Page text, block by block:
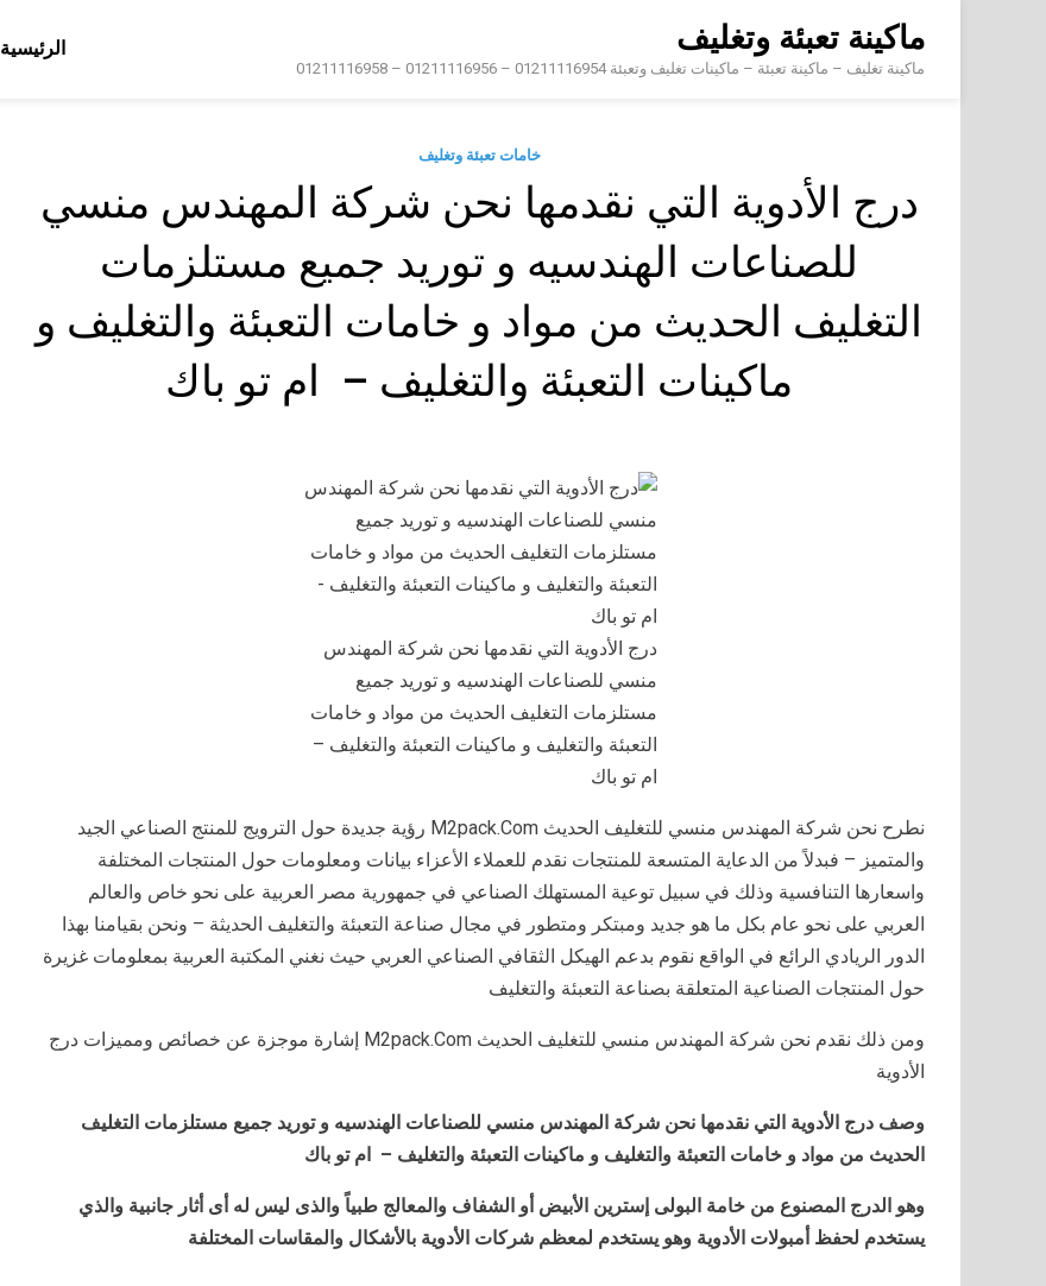
content
ماكينة تعبئة وتغليف
ماكينة تغليف – ماكينة تعبئة – ماكينات تغليف وتعبئة 01211116954 – 01211116956 – 01211116958
الرئيسية
خامات تعبئة وتغليف
درج الأدوية التي نقدمها نحن شركة المهندس منسي
للصناعات الهندسيه و توريد جميع مستلزمات
التغليف الحديث من مواد و خامات التعبئة والتغليف و
ماكينات التعبئة والتغليف – ام تو باك
درج الأدوية التي نقدمها نحن شركة المهندس
منسي للصناعات الهندسيه و توريد جميع
مستلزمات التغليف الحديث من مواد و خامات
التعبئة والتغليف و ماكينات التعبئة والتغليف –
ام تو باك
نطرح نحن شركة المهندس منسي للتغليف الحديث M2pack.Com رؤية جديدة حول الترويج للمنتج الصناعي الجيد
والمتميز – فبدلاً من الدعاية المتسعة للمنتجات نقدم للعملاء الأعزاء بيانات ومعلومات حول المنتجات المختلفة
واسعارها التنافسية وذلك في سبيل توعية المستهلك الصناعي في جمهورية مصر العربية على نحو خاص والعالم
العربي على نحو عام بكل ما هو جديد ومبتكر ومتطور في مجال صناعة التعبئة والتغليف الحديثة – ونحن بقيامنا بهذا
الدور الريادي الرائع في الواقع نقوم بدعم الهيكل الثقافي الصناعي العربي حيث نغني المكتبة العربية بمعلومات غزيرة
حول المنتجات الصناعية المتعلقة بصناعة التعبئة والتغليف
ومن ذلك نقدم نحن شركة المهندس منسي للتغليف الحديث M2pack.Com إشارة موجزة عن خصائص ومميزات درج
الأدوية
وصف درج الأدوية التي نقدمها نحن شركة المهندس منسي للصناعات الهندسيه و توريد جميع مستلزمات التغليف
الحديث من مواد و خامات التعبئة والتغليف و ماكينات التعبئة والتغليف – ام تو باك
وهو الدرج المصنوع من خامة البولى إسترين الأبيض أو الشفاف والمعالج طبياً والذى ليس له أى أثار جانبية والذي
يستخدم لحفظ أمبولات الأدوية وهو يستخدم لمعظم شركات الأدوية بالأشكال والمقاسات المختلفة